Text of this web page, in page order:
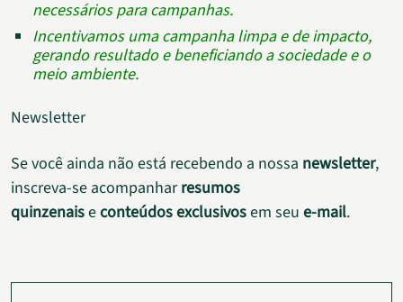
necessários para campanhas.
Incentivamos uma campanha limpa e de impacto,
gerando resultado e beneficiando a sociedade e o
meio ambiente.
Newsletter
Se você ainda não está recebendo a nossa newsletter,
inscreva-se acompanharresumos
quinzenaiseconteúdos exclusivosem seu e-mail.